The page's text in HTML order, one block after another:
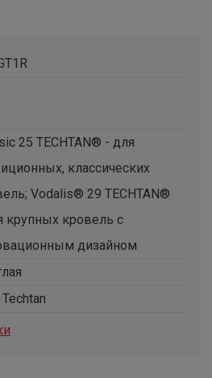
25 TECHTAN® - для
классических
Vodalis® 29 TECHTAN®
крупных кровель с
дизайном